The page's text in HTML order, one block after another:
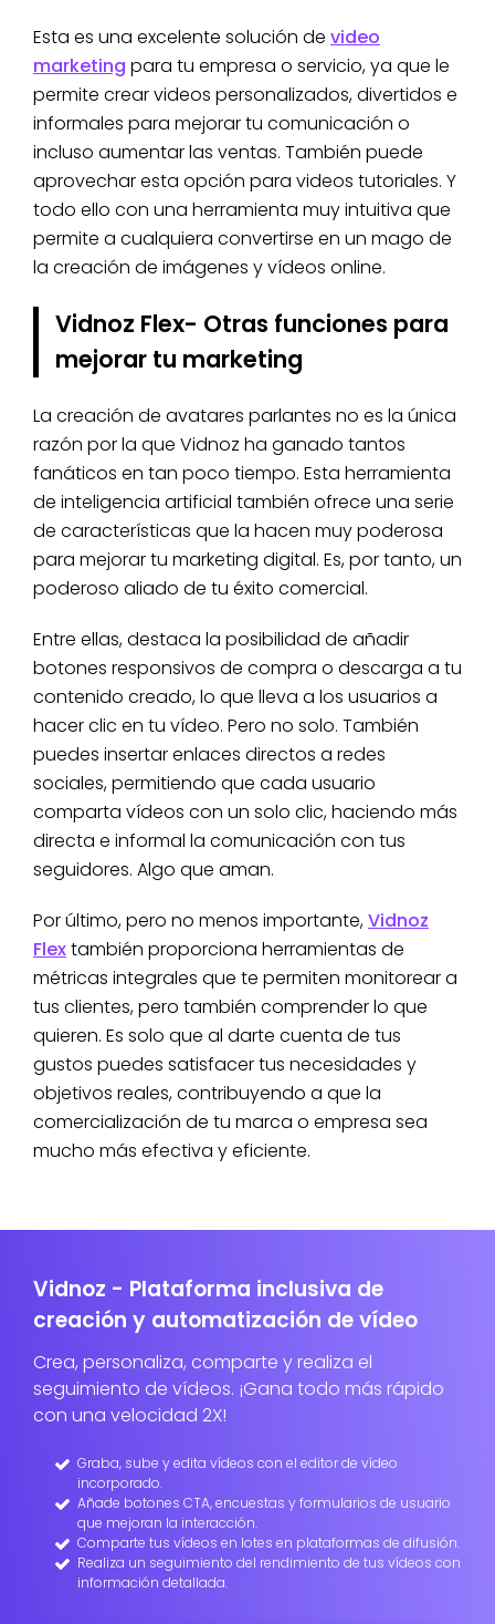
Esta es una excelente solución de video
marketing para tu empresa o servicio, ya que le
permite crear videos personalizados, divertidos e
informales para mejorar tu comunicación o
incluso aumentar las ventas. También puede
aprovechar esta opción para videos tutoriales. Y
todo ello con una herramienta muy intuitiva que
permite a cualquiera convertirse en un mago de
la creación de imágenes y vídeos online.
Vidnoz Flex- Otras funciones para
mejorar tu marketing
La creación de avatares parlantes no es la única
razón por la que Vidnoz ha ganado tantos
fanáticos en tan poco tiempo. Esta herramienta
de inteligencia artificial también ofrece una serie
de características que la hacen muy poderosa
para mejorar tu marketing digital. Es, por tanto, un
poderoso aliado de tu éxito comercial.
Entre ellas, destaca la posibilidad de añadir
botones responsivos de compra o descarga a tu
contenido creado, lo que lleva a los usuarios a
hacer clic en tu vídeo. Pero no solo. También
puedes insertar enlaces directos a redes
sociales, permitiendo que cada usuario
comparta vídeos con un solo clic, haciendo más
directa e informal la comunicación con tus
seguidores. Algo que aman.
Por último, pero no menos importante,Vidnoz
Flextambién proporciona herramientas de
métricas integrales que te permiten monitorear a
tus clientes, pero también comprender lo que
quieren. Es solo que al darte cuenta de tus
gustos puedes satisfacer tus necesidades y
objetivos reales, contribuyendo a que la
comercialización de tu marca o empresa sea
mucho más efectiva y eficiente.
Vidnoz - Plataforma inclusiva de
creación y automatización de vídeo
Crea, personaliza, comparte y realiza el
seguimiento de vídeos. ¡Gana todo más rápido
con una velocidad 2X!
Graba, sube y edita vídeos con el editor de vídeo
incorporado.
Añade botones CTA, encuestas y formularios de usuario
que mejoran la interacción.
Comparte tus vídeos en lotes en plataformas de difusión.
Realiza un seguimiento del rendimiento de tus vídeos con
información detallada.